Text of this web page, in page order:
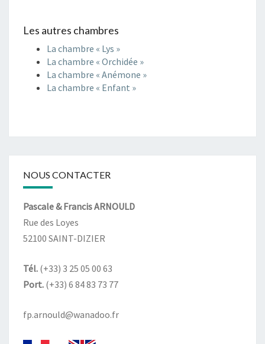
Les autres chambres
La chambre « Lys »
La chambre « Orchidée »
La chambre « Anémone »
La chambre « Enfant »
NOUS CONTACTER
Pascale & Francis ARNOULD
Rue des Loyes
52100 SAINT-DIZIER
Tél. (+33) 3 25 05 00 63
Port. (+33) 6 84 83 73 77
fp.arnould@wanadoo.fr